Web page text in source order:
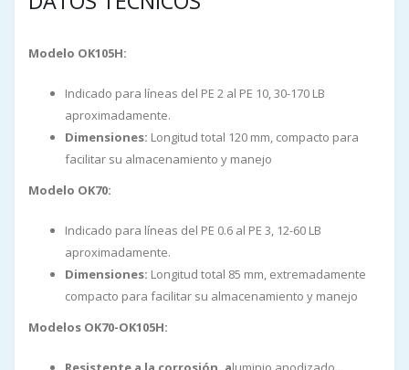
Modelo OK105H:
Indicado para líneas del PE 2 al PE 10, 30-170 LB
aproximadamente.
Dimensiones: Longitud total 120 mm, compacto para
facilitar su almacenamiento y manejo
Modelo OK70:
Indicado para líneas del PE 0.6 al PE 3, 12-60 LB
aproximadamente.
Dimensiones: Longitud total 85 mm, extremadamente
compacto para facilitar su almacenamiento y manejo
Modelos OK70-OK105H: